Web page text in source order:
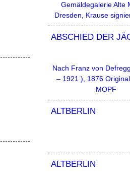
Gemäldegalerie Alte
Dresden, Krause
ABSCHIED DER
Nach Franz von
– 1921 ), 1876
MOPF
ALTBERLIN
ALTBERLIN